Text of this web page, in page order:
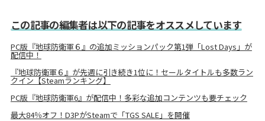
この記事の編集者は以下の記事をオススメしています
PC版『地球防衛軍６』の追加ミッションパック第1弾「Lost Days」が
配信中！
『地球防衛軍６』が先週に引き続き1位に！セールタイトルも多数ラン
クイン【Steamランキング】
PC版『地球防衛軍6』が配信中！多彩な追加コンテンツも要チェック
最大84％オフ！D3PがSteamで「TGS SALE」を開催